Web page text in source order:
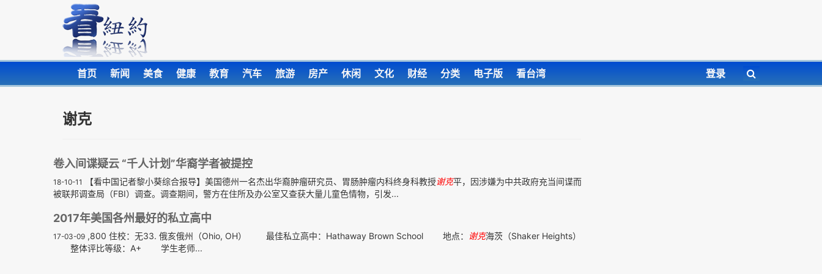
首页 新闻 美食 健康 教育 汽车 旅游 房产 休闲 文化 财经 分类 电子版 看台湾 登录
谢克
卷入间谍疑云 “千人计划”华裔学者被提控
18-10-11 【看中国记者黎小葵综合报导】美国德州一名杰出华裔肿瘤研究员、胃肠肿瘤内科终身科教授谢克平，因涉嫌为中共政府充当间谍而
被联邦调查局（FBI）调查。调查期间，警方在住所及办公室又查获大量儿童色情物，引发...
2017年美国各州最好的私立高中
17-03-09 ,800 住校：无33. 俄亥俄州（Ohio, OH） 最佳私立高中：Hathaway Brown School 地点： 谢克海茨（Shaker Heights）
整体评比等级：A+ 学生老师...